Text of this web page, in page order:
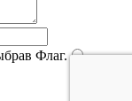
Флаг.